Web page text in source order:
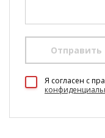
Отправить
Я согласен c